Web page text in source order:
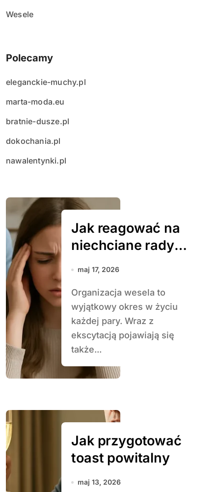
Wesele
Polecamy
eleganckie-muchy.pl
marta-moda.eu
bratnie-dusze.pl
dokochania.pl
nawalentynki.pl
Jak reagować na
niechciane rady
od rodziny
maj 17, 2026
Organizacja wesela to
wyjątkowy okres w życiu
każdej pary. Wraz z
ekscytacją pojawiają się
także...
Jak przygotować
toast powitalny
maj 13, 2026